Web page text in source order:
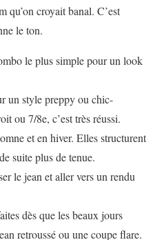
qu’on croyait banal. C’est
le ton.
le plus simple pour un look
un style preppy ou chic-
ou 7/8e, c’est très réussi.
et en hiver. Elles structurent
suite plus de tenue.
le jean et aller vers un rendu
dès que les beaux jours
retroussé ou une coupe flare.